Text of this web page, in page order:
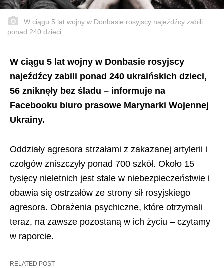
W ciągu 5 lat wojny w Donbasie rosyjscy najeźdźcy zabili
ponad 240 dzieci
W ciągu 5 lat wojny w Donbasie rosyjscy
najeźdźcy zabili ponad 240 ukraińskich dzieci,
56 zniknęły bez śladu – informuje na
Facebooku biuro prasowe Marynarki Wojennej
Ukrainy.
Oddziały agresora strzałami z zakazanej artylerii i
czołgów zniszczyły ponad 700 szkół. Około 15
tysięcy nieletnich jest stale w niebezpieczeństwie i
obawia się ostrzałów ze strony sił rosyjskiego
agresora. Obrażenia psychiczne, które otrzymali
teraz, na zawsze pozostaną w ich życiu – czytamy
w raporcie.
RELATED POST